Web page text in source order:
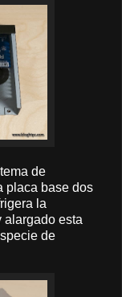
de
placa base dos
la
alargado esta
de